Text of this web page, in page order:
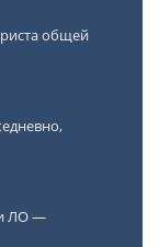
общей
и ЛО —